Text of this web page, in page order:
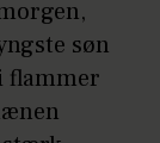
søn
flammer